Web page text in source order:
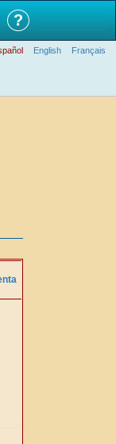
?
English Français